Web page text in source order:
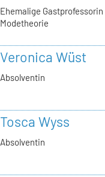
Ehemalige
Modetheorie
Veronica Wüst
Absolventin
Tosca Wyss
Absolventin